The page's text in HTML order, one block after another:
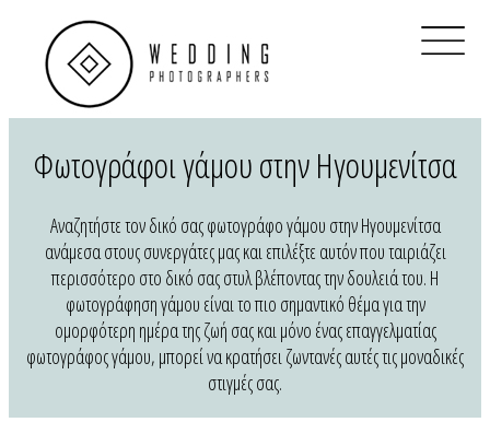
×
Home
Real Weddings
Φωτογράφοι Γάμου Θεσσαλονίκη
Φωτογράφοι Γάμου στην Ελλάδα
QR Code για γάμο
Ηλεκτρονικό προσκλητήριο
Φωτογράφοι γάμου στην Ηγουμενίτσα
Αναζητήστε τον δικό σας φωτογράφο γάμου στην Ηγουμενίτσα
ανάμεσα στους συνεργάτες μας και επιλέξτε αυτόν που ταιριάζει
περισσότερο στο δικό σας στυλ βλέποντας την δουλειά του. Η
φωτογράφηση γάμου είναι το πιο σημαντικό θέμα για την
ομορφότερη ημέρα της ζωή σας και μόνο ένας επαγγελματίας
φωτογράφος γάμου, μπορεί να κρατήσει ζωντανές αυτές τις μοναδικές
στιγμές σας.